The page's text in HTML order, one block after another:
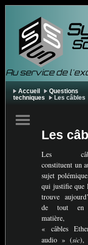
Au service de
Accueil
Questions
techniques
Les câbles
Les
Les
constituent un
sujet
qui justifie que
trouve
de tout
matière,
«
câbles
audio » (sic),